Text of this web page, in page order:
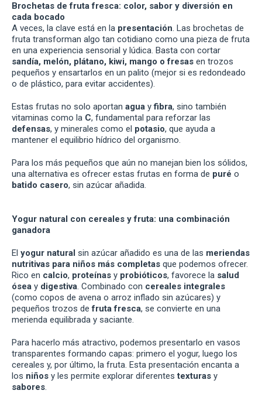
Brochetas de fruta fresca: color, sabor y diversión en
cada bocado
A veces, la clave está en la presentación. Las brochetas de
fruta transforman algo tan cotidiano como una pieza de fruta
en una experiencia sensorial y lúdica. Basta con cortar
sandía, melón, plátano, kiwi, mango o fresas en trozos
pequeños y ensartarlos en un palito (mejor si es redondeado
o de plástico, para evitar accidentes).
Estas frutas no solo aportan agua yfibra, sino también
vitaminas como la C, fundamental para reforzar las
defensas, y minerales como el potasio, que ayuda a
mantener el equilibrio hídrico del organismo.
Para los más pequeños que aún no manejan bien los sólidos,
una alternativa es ofrecer estas frutas en forma de puré o
batido casero, sin azúcar añadida.
Yogur natural con cereales y fruta: una combinación
ganadora
El yogur natural sin azúcar añadido es una de las meriendas
nutritivas para niños más completas que podemos ofrecer.
Rico en calcio, proteínas y probióticos, favorece la salud
ósea y digestiva. Combinado con cereales integrales
(como copos de avena o arroz inflado sin azúcares) y
pequeños trozos defruta fresca, se convierte en una
merienda equilibrada y saciante.
Para hacerlo más atractivo, podemos presentarlo en vasos
transparentes formando capas: primero el yogur, luego los
cereales y, por último, la fruta. Esta presentación encanta a
los niños y les permite explorar diferentestexturas y
sabores.